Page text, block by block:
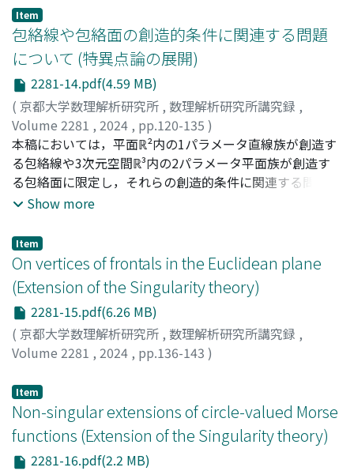
addition to the author's talk given in the RIMS
workshop “Extension of the Singularity theory” which is
held from November 27th to 29th, 2023.
Item
包絡線や包絡面の創造的条件に関連する問題
について (特異点論の展開)
2281-14.pdf(4.59 MB)
( 京都大学数理解析研究所 , 数理解析研究所講究録 ,
Volume 2281 , 2024 , pp.120-135 )
西村, 尚史;Nishimura, Takashi
本稿においては，平面ℝ²内の1パラメータ直線族が創造す
る包絡線や3次元空間ℝ³内の2パラメータ平面族が創造す
る包絡面に限定し，それらの創造的条件に関連する問題
（筆者が気になっている/いた問題）を取り上げることに
Show more
Item
On vertices of frontals in the Euclidean plane
(Extension of the Singularity theory)
2281-15.pdf(6.26 MB)
( 京都大学数理解析研究所 , 数理解析研究所講究録 ,
Volume 2281 , 2024 , pp.136-143 )
Item
Non-singular extensions of circle-valued Morse
functions (Extension of the Singularity theory)
2281-16.pdf(2.2 MB)